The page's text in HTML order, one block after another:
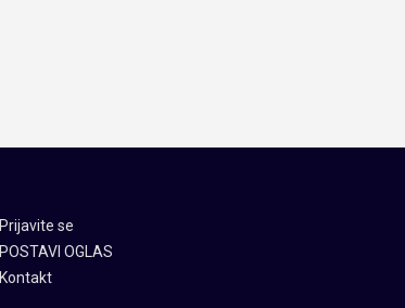
Prijavite se
POSTAVI OGLAS
Kontakt